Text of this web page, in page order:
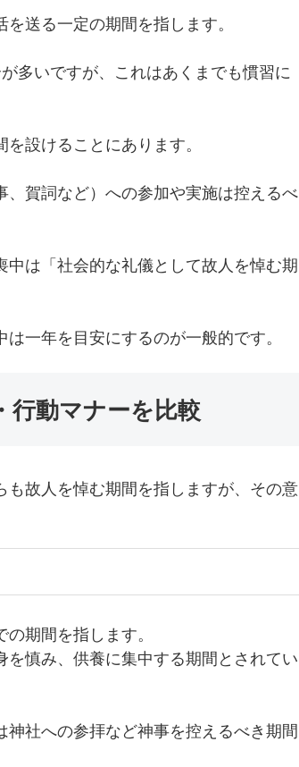
送る一定の期間を指します。
多いですが、これはあくまでも慣習に
設けることにあります。
賀詞など）への参加や実施は控えるべ
は「社会的な礼儀として故人を悼む期
一年を目安にするのが一般的です。
行動マナーを比較
も故人を悼む期間を指しますが、その意
期間を指します。
慎み、供養に集中する期間とされてい
社への参拝など神事を控えるべき期間